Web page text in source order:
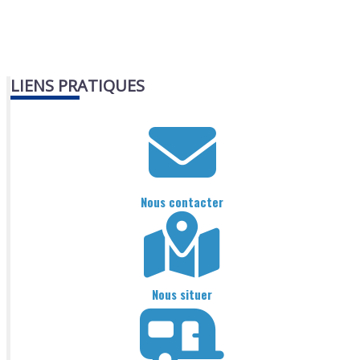
LIENS PRATIQUES
Nous contacter
Nous situer